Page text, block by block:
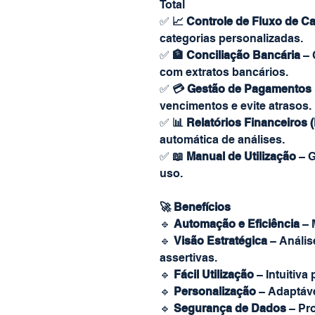
Total
✅ 📈 Controle de Fluxo de
categorias personalizadas.
✅ 🏦 Conciliação Bancária –
com extratos bancários.
✅ 💳 Gestão de
vencimentos e evite atrasos.
✅ 📊 Relatórios Financeiros
automática de análises.
✅ 📖 Manual de Utilização –
uso.
🚀 Benefícios
🔹 Automação e Eficiência –
🔹 Visão Estratégica –
assertivas.
🔹 Fácil Utilização – Intuitiva
🔹 Personalização –
🔹 Segurança de Dados –